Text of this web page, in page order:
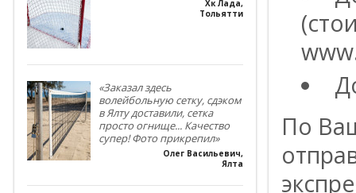
Хк Лада,
Тольятти
«Заказал здесь
волейбольную сетку, сдэком
в Ялту доставили, сетка
просто огнище... Качество
супер! Фото прикрепил»
Олег Васильевич,
Ялта
По